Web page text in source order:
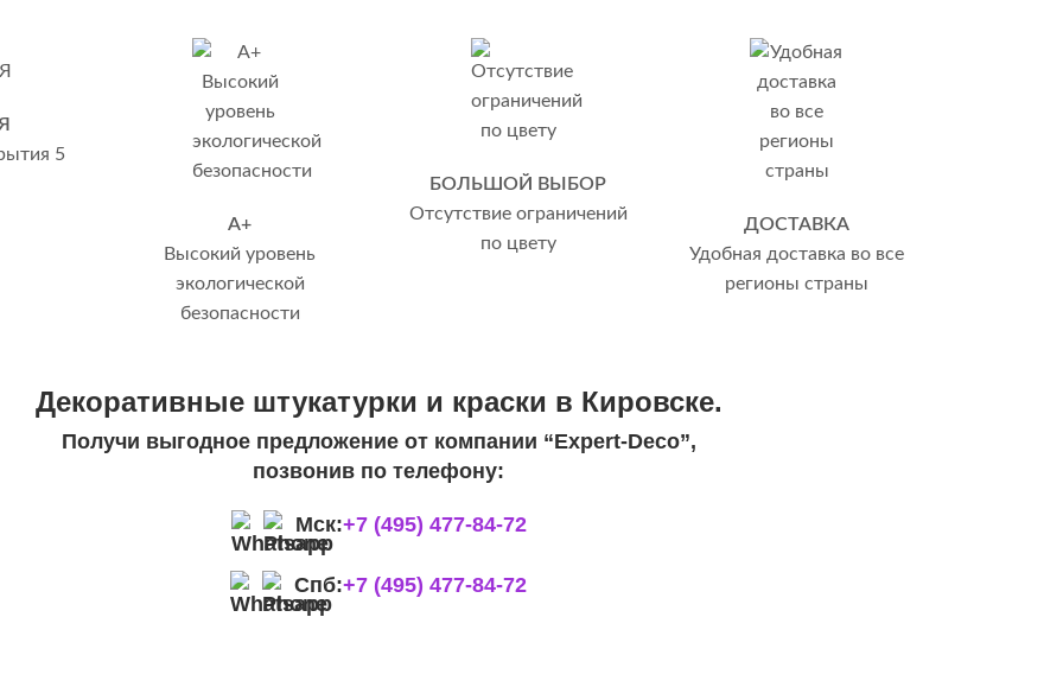
5
А+
Высокий уровень
экологической
безопасности
БОЛЬШОЙ ВЫБОР
Отсутствие ограничений
по цвету
ДОСТАВКА
Удобная доставка во все
регионы страны
Декоративные штукатурки и краски в Кировске.
Получи выгодное предложение от компании “Expert-Deco”,
позвонив по телефону:
Мск:+7 (495) 477-84-72
Спб:+7 (495) 477-84-72